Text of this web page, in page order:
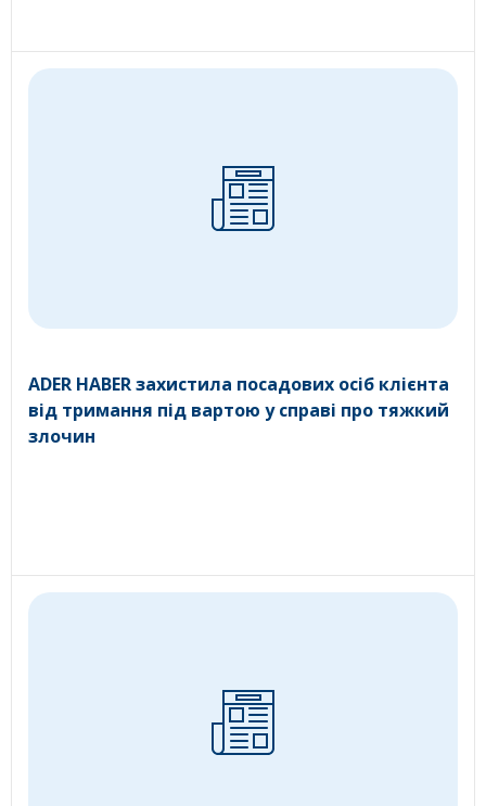
ADER HABER захистила посадових осіб клієнта
від тримання під вартою у справі про тяжкий
злочин